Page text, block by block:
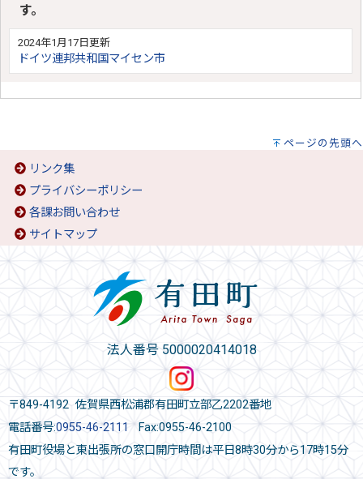
す。
2024年1月17日更新
ドイツ連邦共和国マイセン市
ページの先頭へ
リンク集
プライバシーポリシー
各課お問い合わせ
サイトマップ
法人番号 5000020414018
〒849-4192 佐賀県西松浦郡有田町立部乙2202番地
電話番号:0955-46-2111 Fax:0955-46-2100
有田町役場と東出張所の窓口開庁時間は平日8時30分から17時15分
です。